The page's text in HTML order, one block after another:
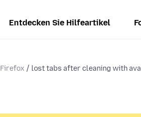
Entdecken Sie Hilfeartikel
Firefox lost tabs after cleaning with